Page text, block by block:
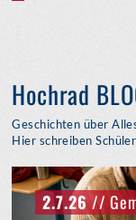
Hochrad
Geschichten über
Hier schreiben
2.7.26//